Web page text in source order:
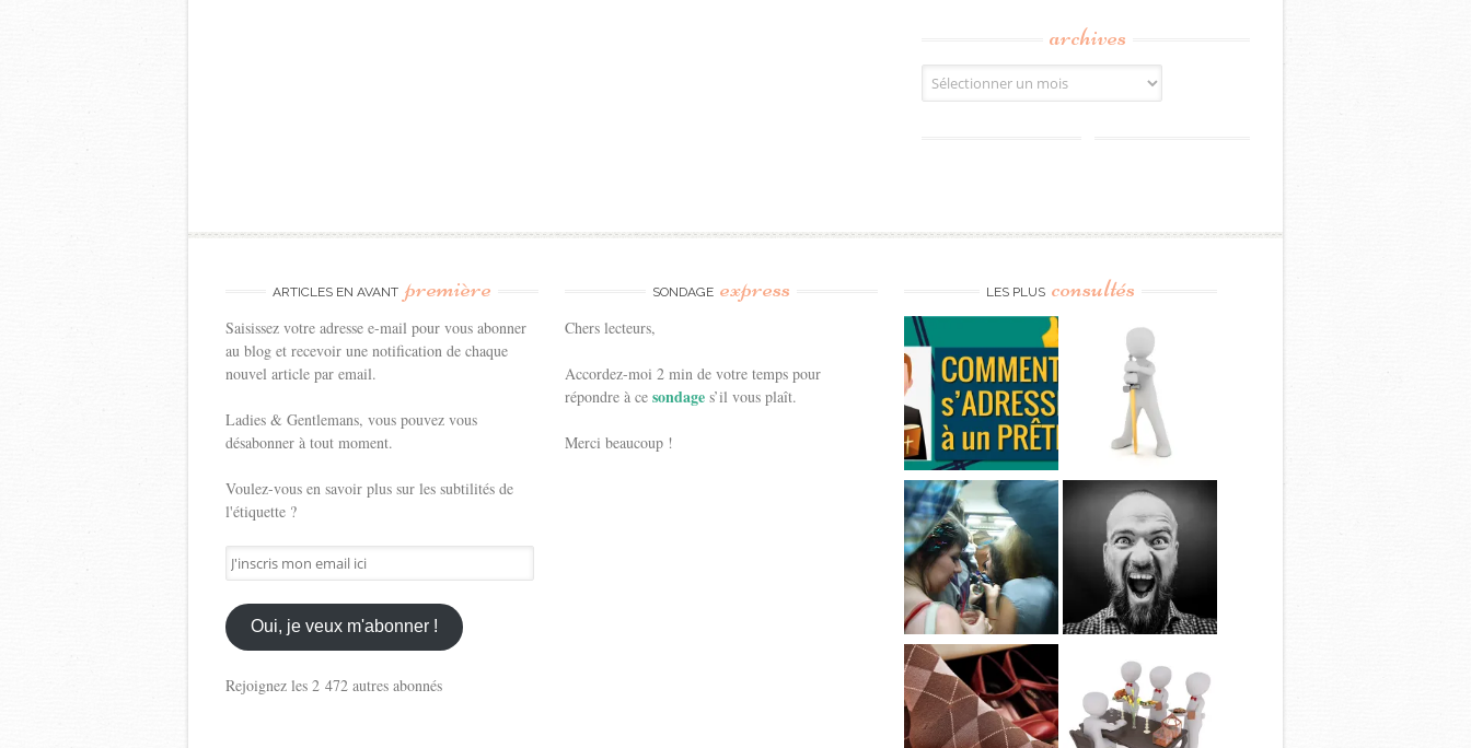
archives
Archives
ARTICLES EN AVANT première
Saisissez votre adresse e-mail pour vous abonner
au blog et recevoir une notification de chaque
nouvel article par email.
Ladies & Gentlemans, vous pouvez vous
désabonner à tout moment.
Voulez-vous en savoir plus sur les subtilités de
l'étiquette ?
J'inscris
mon
email
ici
Oui, je veux m'abonner !
Rejoignez les 2 472 autres abonnés
SONDAGE express
Chers lecteurs,
Accordez-moi 2 min de votre temps pour
répondre à cesondages’il vous plaît.
Merci beaucoup !
LES PLUS consultés